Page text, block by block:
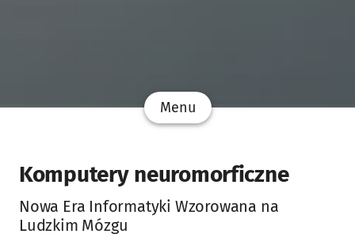
Menu
Komputery neuromorficzne
Nowa Era Informatyki Wzorowana na
Ludzkim Mózgu